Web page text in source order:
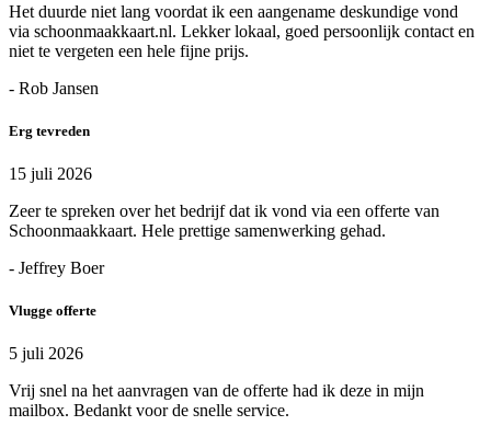
Het duurde niet lang voordat ik een aangename deskundige vond
via schoonmaakkaart.nl. Lekker lokaal, goed persoonlijk contact en
niet te vergeten een hele fijne prijs.
- Rob Jansen
Erg tevreden
15 juli 2026
Zeer te spreken over het bedrijf dat ik vond via een offerte van
Schoonmaakkaart. Hele prettige samenwerking gehad.
- Jeffrey Boer
Vlugge offerte
5 juli 2026
Vrij snel na het aanvragen van de offerte had ik deze in mijn
mailbox. Bedankt voor de snelle service.